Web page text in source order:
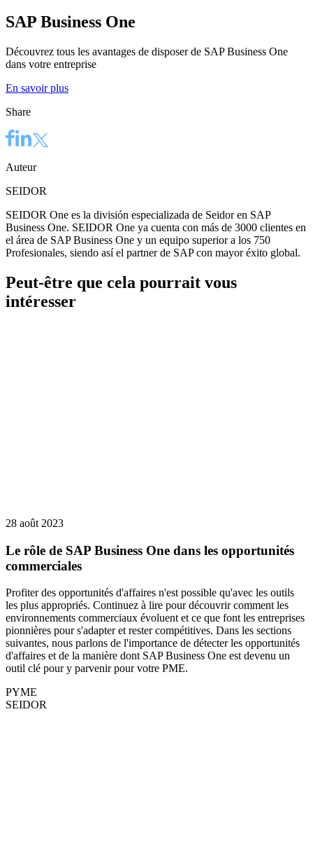
SAP Business One
Découvrez tous les avantages de disposer de SAP Business One
dans votre entreprise
En savoir plus
Share
Auteur
SEIDOR
SEIDOR One es la división especializada de Seidor en SAP
Business One. SEIDOR One ya cuenta con más de 3000 clientes en
el área de SAP Business One y un equipo superior a los 750
Profesionales, siendo así el partner de SAP con mayor éxito global.
Peut-être que cela pourrait vous
intéresser
28 août 2023
Le rôle de SAP Business One dans les opportunités
commerciales
Profiter des opportunités d'affaires n'est possible qu'avec les outils
les plus appropriés. Continuez à lire pour découvrir comment les
environnements commerciaux évoluent et ce que font les entreprises
pionnières pour s'adapter et rester compétitives. Dans les sections
suivantes, nous parlons de l'importance de détecter les opportunités
d'affaires et de la manière dont SAP Business One est devenu un
outil clé pour y parvenir pour votre PME.
PYME
SEIDOR